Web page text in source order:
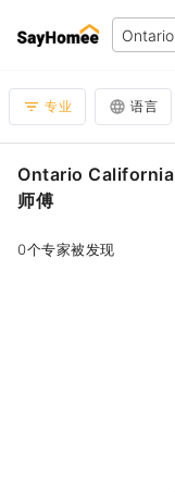
专业 语言
Ontario California
师傅
0个专家被发现